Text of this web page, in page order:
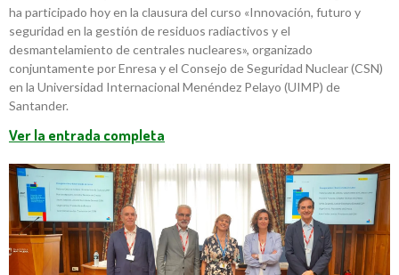
ha participado hoy en la clausura del curso «Innovación, futuro y
seguridad en la gestión de residuos radiactivos y el
desmantelamiento de centrales nucleares», organizado
conjuntamente por Enresa y el Consejo de Seguridad Nuclear (CSN)
en la Universidad Internacional Menéndez Pelayo (UIMP) de
Santander.
Ver la entrada completa